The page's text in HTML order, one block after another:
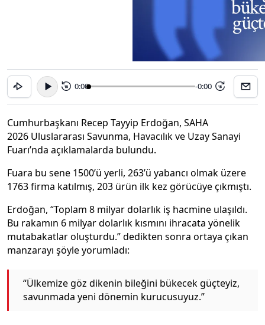
15 0:00 -0:00 15
Cumhurbaşkanı Recep Tayyip Erdoğan, SAHA
2026 Uluslararası Savunma, Havacılık ve Uzay Sanayi
Fuarı’nda açıklamalarda bulundu.
Fuara bu sene 1500’ü yerli, 263’ü yabancı olmak üzere
1763 firma katılmış, 203 ürün ilk kez görücüye çıkmıştı.
Erdoğan, “Toplam 8 milyar dolarlık iş hacmine ulaşıldı.
Bu rakamın 6 milyar dolarlık kısmını ihracata yönelik
mutabakatlar oluşturdu.” dedikten sonra ortaya çıkan
manzarayı şöyle yorumladı:
“Ülkemize göz dikenin bileğini bükecek güçteyiz,
savunmada yeni dönemin kurucusuyuz.”